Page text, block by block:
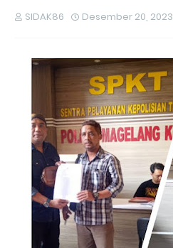
SIDAK86 Desember 20, 2023